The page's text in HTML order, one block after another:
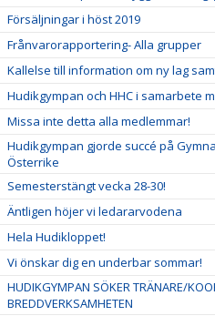
Försäljningar i höst 2019
Frånvarorapportering- Alla grupper
Kallelse till information om ny lag
Hudikgympan och HHC i samarbete
Missa inte detta alla medlemmar!
Hudikgympan gjorde succé på
Österrike
Semesterstängt vecka 28-30!
Äntligen höjer vi ledararvodena
Hela Hudikloppet!
Vi önskar dig en underbar sommar!
HUDIKGYMPAN SÖKER TRÄNARE/
BREDDVERKSAMHETEN